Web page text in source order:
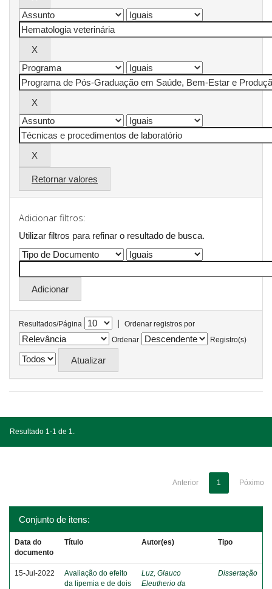
Retornar valores
Adicionar filtros:
Utilizar filtros para refinar o resultado de busca.
Resultados/Página |
Ordenar registros por
Ordenar
Registro(s)
Resultado 1-1 de 1.
Anterior 1 Póximo
Conjunto de itens:
Data do
documento
Título Autor(es) Tipo
15-Jul-2022
Avaliação do efeito
da lipemia e de dois
Luz, Glauco
Eleutherio da
Dissertação